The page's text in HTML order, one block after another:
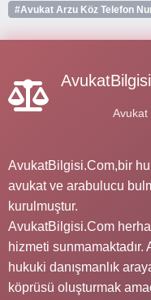
#Avukat Arzu Köz Telefon
Avukat
AvukatBilgisi.Com,bir
avukat ve arabulucu
kurulmuştur.
AvukatBilgisi.Com
hizmeti sunmamaktadır.
hukuki danışmanlık
köprüsü oluşturmak